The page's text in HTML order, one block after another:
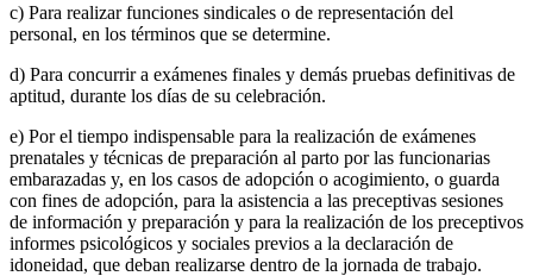
c) Para realizar funciones sindicales o de representación del
personal, en los términos que se determine.
d) Para concurrir a exámenes finales y demás pruebas definitivas de
aptitud, durante los días de su celebración.
e) Por el tiempo indispensable para la realización de exámenes
prenatales y técnicas de preparación al parto por las funcionarias
embarazadas y, en los casos de adopción o acogimiento, o guarda
con fines de adopción, para la asistencia a las preceptivas sesiones
de información y preparación y para la realización de los preceptivos
informes psicológicos y sociales previos a la declaración de
idoneidad, que deban realizarse dentro de la jornada de trabajo.